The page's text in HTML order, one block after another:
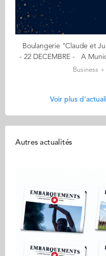
Boulangerie "Claude et
Business
Voir plus
Autres actualités